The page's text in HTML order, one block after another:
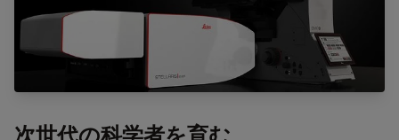
次世代の科学者を育む